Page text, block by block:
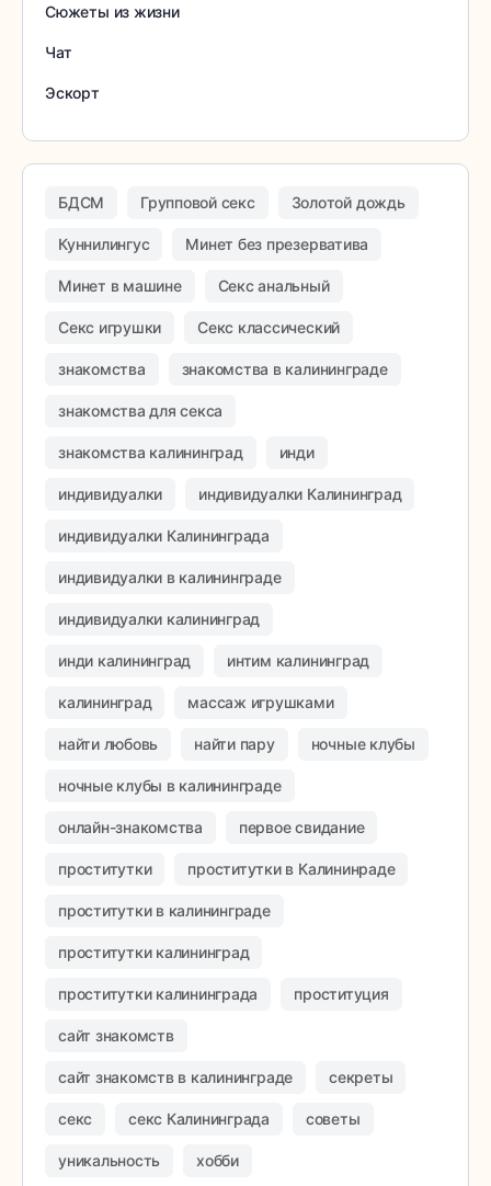
Сюжеты из жизни
Чат
Эскорт
БДСМ Групповой секс Золотой дождь
Куннилингус Минет без презерватива
Минет в машине Секс анальный
Секс игрушки Секс классический
знакомства знакомства в калининграде
знакомства для секса
знакомства калининград инди
индивидуалки индивидуалки Калининград
индивидуалки Калининграда
индивидуалки в калининграде
индивидуалки калининград
инди калининград интим калининград
калининград массаж игрушками
найти любовь найти пару ночные клубы
ночные клубы в калининграде
онлайн-знакомства первое свидание
проститутки проститутки в Калининраде
проститутки в калининграде
проститутки калининград
проститутки калининграда проституция
сайт знакомств
сайт знакомств в калининграде секреты
секс секс Калининграда советы
уникальность хобби